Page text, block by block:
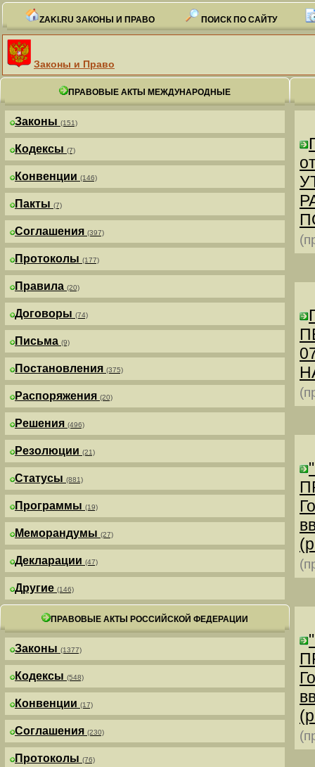
ZAKI.RU ЗАКОНЫ И ПРАВО ПОИСК ПО САЙТУ
Законы и Право
ПРАВОВЫЕ АКТЫ МЕЖДУНАРОДНЫЕ
Законы (151)
Кодексы (7)
Конвенции (146)
Пакты (7)
Соглашения (397)
Протоколы (177)
Правила (20)
Договоры (74)
Письма (9)
Постановления (375)
Распоряжения (20)
Решения (496)
Резолюции (21)
Статусы (881)
Программы (19)
Меморандумы (27)
Декларации (47)
Другие (146)
ПРАВОВЫЕ АКТЫ РОССИЙСКОЙ ФЕДЕРАЦИИ
Законы (1377)
Кодексы (548)
Конвенции (17)
Соглашения (230)
Протоколы (76)